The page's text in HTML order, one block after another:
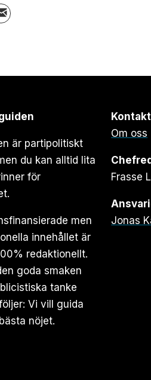
är partipolitiskt
du kan alltid lita
för
men
innehållet är
redaktionellt.
goda smaken
tanke
Vi vill guida
nöjet.
Kontakt
Om oss
Frasse
Jonas